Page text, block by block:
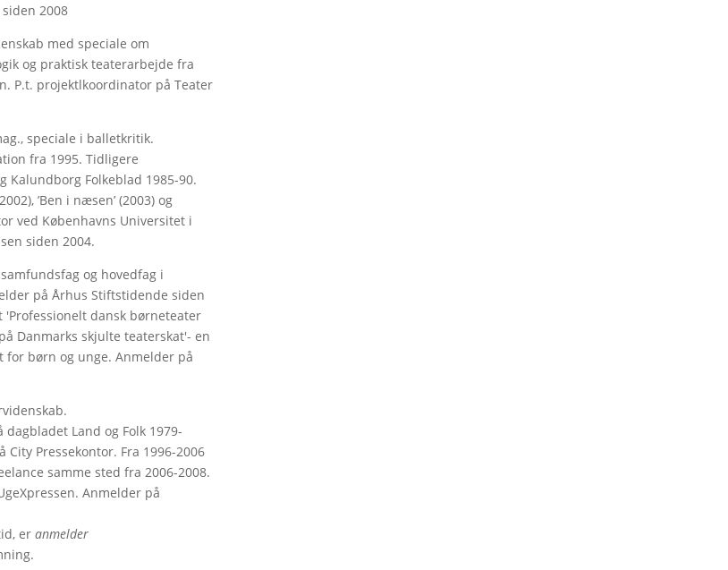
2008
med speciale om
og praktisk teaterarbejde fra
P.t. projektlkoordinator på Teater
speciale i balletkritik.
fra 1995. Tidligere
Kalundborg Folkeblad 1985-90.
’Ben i næsen’ (2003) og
ved Københavns Universitet i
siden 2004.
og hovedfag i
på Århus Stiftstidende siden
dansk børneteater
Danmarks skjulte teaterskat'- en
for børn og unge. Anmelder på
Land og Folk 1979-
Pressekontor. Fra 1996-2006
samme sted fra 2006-2008.
Anmelder på
eranmelder